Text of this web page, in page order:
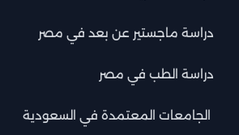
دراسة ماجستير عن بعد في مصر
دراسة الطب في مصر
الجامعات المعتمدة في السعودية